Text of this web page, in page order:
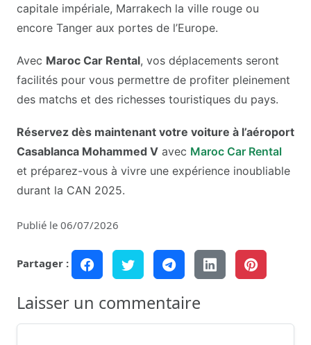
capitale impériale, Marrakech la ville rouge ou
encore Tanger aux portes de l’Europe.
Avec Maroc Car Rental, vos déplacements seront
facilités pour vous permettre de profiter pleinement
des matchs et des richesses touristiques du pays.
Réservez dès maintenant votre voiture à l’aéroport
Casablanca Mohammed V avec Maroc Car Rental
et préparez-vous à vivre une expérience inoubliable
durant la CAN 2025.
Publié le 06/07/2026
Partager :
Laisser un commentaire